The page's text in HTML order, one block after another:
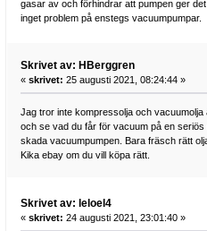
gasar av och förhindrar att pumpen ger
inget problem på enstegs vacuumpumpar.
Skrivet av: HBerggren
« skrivet: 25 augusti 2021, 08:24:44 »
Jag tror inte kompressolja och
och se vad du får för vacuum på en
skada vacuumpumpen. Bara fräsch rätt
Kika ebay om du vill köpa rätt.
Skrivet av: leloel4
« skrivet: 24 augusti 2021, 23:01:40 »